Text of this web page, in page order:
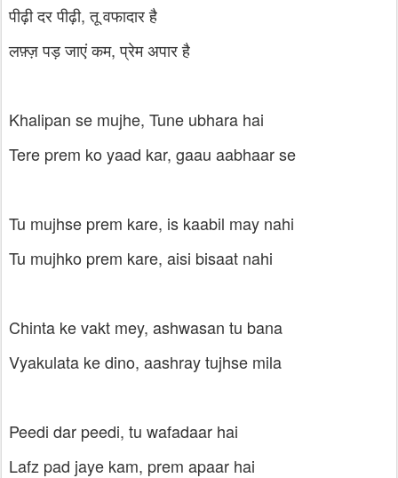
पीढ़ी दर पीढ़ी, तू वफादार है
लफ़्ज़ पड़ जाएं कम, प्रेम अपार है
Khalipan se mujhe, Tune ubhara hai
Tere prem ko yaad kar, gaau aabhaar se
Tu mujhse prem kare, is kaabil may nahi
Tu mujhko prem kare, aisi bisaat nahi
Chinta ke vakt mey, ashwasan tu bana
Vyakulata ke dino, aashray tujhse mila
Peedi dar peedi, tu wafadaar hai
Lafz pad jaye kam, prem apaar hai